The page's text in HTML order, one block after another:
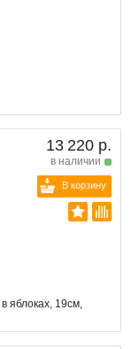
13 220 р.
в наличии
В корзину
яблоках, 19см,